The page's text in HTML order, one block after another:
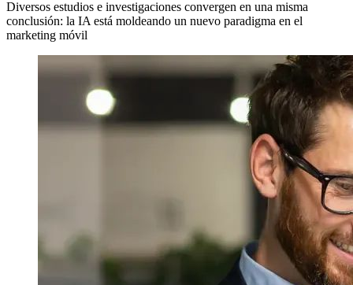
Diversos estudios e investigaciones convergen en una misma
conclusión: la IA está moldeando un nuevo paradigma en el
marketing móvil